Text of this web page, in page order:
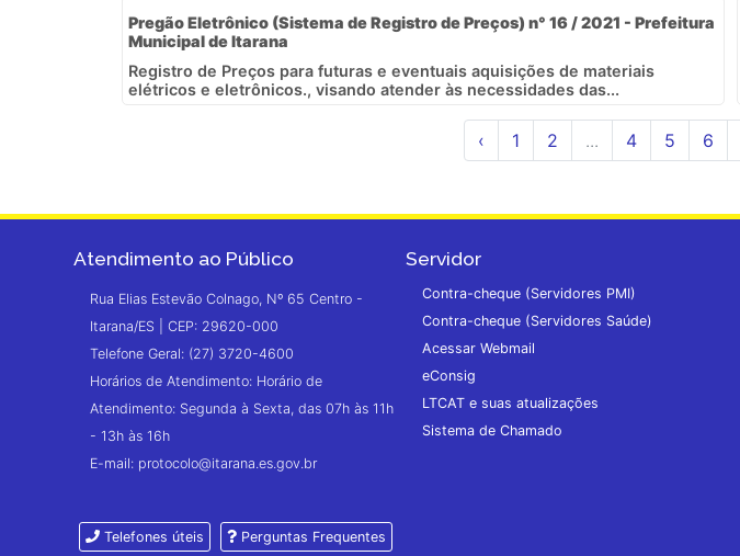
Pregão Eletrônico (Sistema de Registro de Preços) n° 16 / 2021 - Prefeitura
Municipal de Itarana
Registro de Preços para futuras e eventuais aquisições de materiais
elétricos e eletrônicos., visando atender às necessidades das...
‹ 1 2 ... 4 5 6
Atendimento ao Público
Rua Elias Estevão Colnago, Nº 65 Centro -
Itarana/ES | CEP: 29620-000
Telefone Geral: (27) 3720-4600
Horários de Atendimento: Horário de
Atendimento: Segunda à Sexta, das 07h às 11h
- 13h às 16h
E-mail: protocolo@itarana.es.gov.br
Telefones úteis Perguntas Frequentes
Servidor
Contra-cheque (Servidores PMI)
Contra-cheque (Servidores Saúde)
Acessar Webmail
eConsig
LTCAT e suas atualizações
Sistema de Chamado